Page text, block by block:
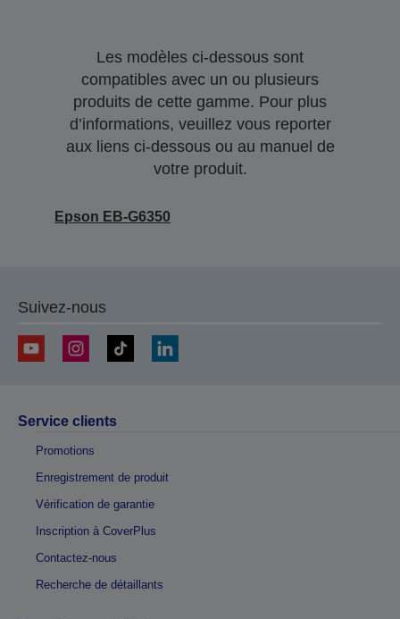
Les modèles ci-dessous sont
compatibles avec un ou plusieurs
produits de cette gamme. Pour plus
d’informations, veuillez vous reporter
aux liens ci-dessous ou au manuel de
votre produit.
Epson EB-G6350
Suivez-nous
Service clients
Promotions
Enregistrement de produit
Vérification de garantie
Inscription à CoverPlus
Contactez-nous
Recherche de détaillants